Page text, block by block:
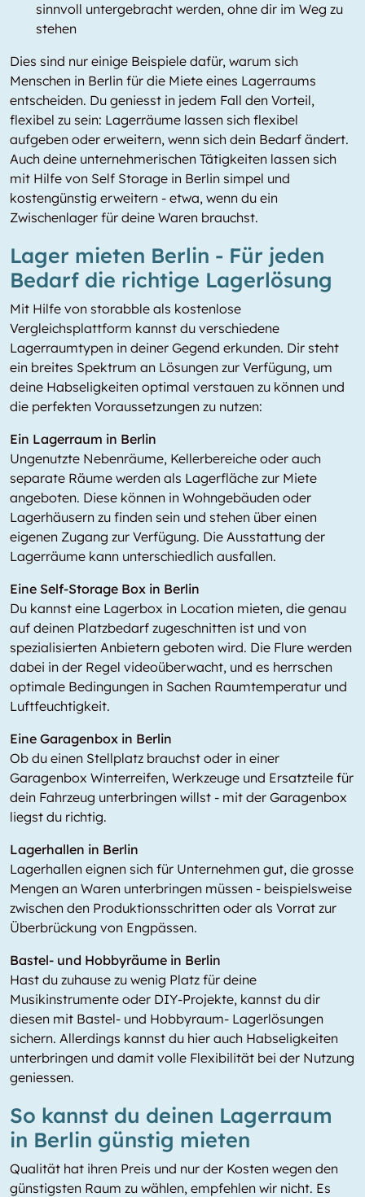
sinnvoll untergebracht werden, ohne dir im Weg zu
stehen
Dies sind nur einige Beispiele dafür, warum sich
Menschen in Berlin für die Miete eines Lagerraums
entscheiden. Du geniesst in jedem Fall den Vorteil,
flexibel zu sein: Lagerräume lassen sich flexibel
aufgeben oder erweitern, wenn sich dein Bedarf ändert.
Auch deine unternehmerischen Tätigkeiten lassen sich
mit Hilfe von Self Storage in Berlin simpel und
kostengünstig erweitern - etwa, wenn du ein
Zwischenlager für deine Waren brauchst.
Lager mieten Berlin - Für jeden
Bedarf die richtige Lagerlösung
Mit Hilfe von storabble als kostenlose
Vergleichsplattform kannst du verschiedene
Lagerraumtypen in deiner Gegend erkunden. Dir steht
ein breites Spektrum an Lösungen zur Verfügung, um
deine Habseligkeiten optimal verstauen zu können und
die perfekten Voraussetzungen zu nutzen:
Ein Lagerraum in Berlin
Ungenutzte Nebenräume, Kellerbereiche oder auch
separate Räume werden als Lagerfläche zur Miete
angeboten. Diese können in Wohngebäuden oder
Lagerhäusern zu finden sein und stehen über einen
eigenen Zugang zur Verfügung. Die Ausstattung der
Lagerräume kann unterschiedlich ausfallen.
Eine Self-Storage Box in Berlin
Du kannst eine Lagerbox in Location mieten, die genau
auf deinen Platzbedarf zugeschnitten ist und von
spezialisierten Anbietern geboten wird. Die Flure werden
dabei in der Regel videoüberwacht, und es herrschen
optimale Bedingungen in Sachen Raumtemperatur und
Luftfeuchtigkeit.
Eine Garagenbox in Berlin
Ob du einen Stellplatz brauchst oder in einer
Garagenbox Winterreifen, Werkzeuge und Ersatzteile für
dein Fahrzeug unterbringen willst - mit der Garagenbox
liegst du richtig.
Lagerhallen in Berlin
Lagerhallen eignen sich für Unternehmen gut, die grosse
Mengen an Waren unterbringen müssen - beispielsweise
zwischen den Produktionsschritten oder als Vorrat zur
Überbrückung von Engpässen.
Bastel- und Hobbyräume in Berlin
Hast du zuhause zu wenig Platz für deine
Musikinstrumente oder DIY-Projekte, kannst du dir
diesen mit Bastel- und Hobbyraum- Lagerlösungen
sichern. Allerdings kannst du hier auch Habseligkeiten
unterbringen und damit volle Flexibilität bei der Nutzung
geniessen.
So kannst du deinen Lagerraum
in Berlin günstig mieten
Qualität hat ihren Preis und nur der Kosten wegen den
günstigsten Raum zu wählen, empfehlen wir nicht. Es